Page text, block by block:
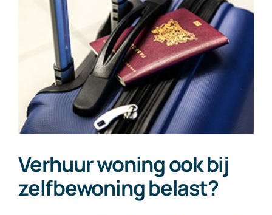
Contact
Verhuur woning ook bij
zelfbewoning belast?